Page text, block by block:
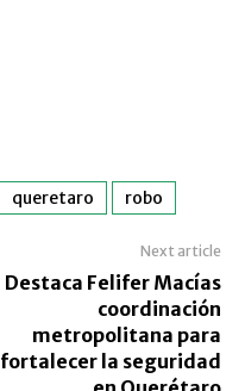
queretaro robo
Next article
Destaca Felifer Macías
coordinación
metropolitana para
fortalecer la seguridad